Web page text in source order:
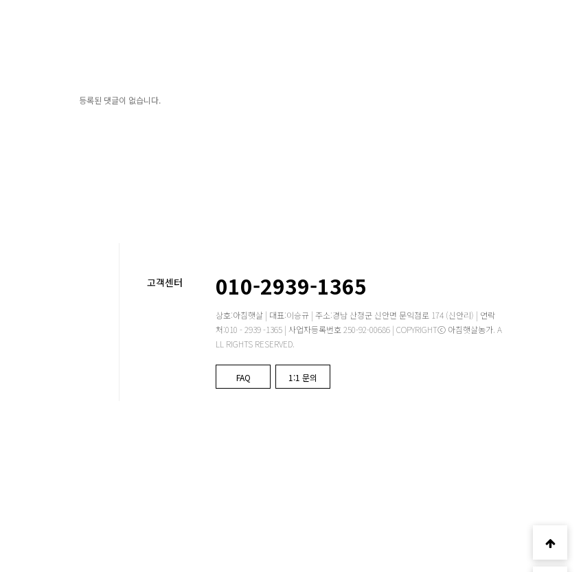
등록된 댓글이 없습니다.
고객센터 010-2939-1365
상호:아침햇살 | 대표:이승규 | 주소:경남 산청군 신안면 문익점로 174 (신안리) | 연락
처:010 - 2939 -1365 | 사업자등록번호 250-92-00686 | COPYRIGHTⓒ 아침햇살농가. A
LL RIGHTS RESERVED.
FAQ 1:1 문의